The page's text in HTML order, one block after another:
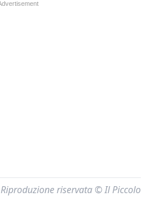
Riproduzione riservata © Il Piccolo